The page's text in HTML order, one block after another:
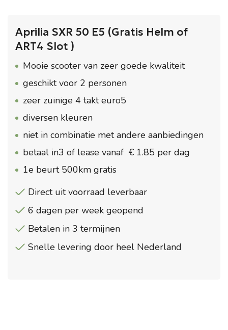
Aprilia SXR 50 E5 (Gratis Helm of
ART4 Slot )
Mooie scooter van zeer goede kwaliteit
geschikt voor 2 personen
zeer zuinige 4 takt euro5
diversen kleuren
niet in combinatie met andere aanbiedingen
betaal in3 of lease vanaf € 1.85 per dag
1e beurt 500km gratis
Direct uit voorraad leverbaar
6 dagen per week geopend
Betalen in 3 termijnen
Snelle levering door heel Nederland